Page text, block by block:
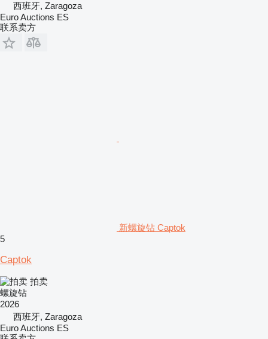
西班牙, Zaragoza
Euro Auctions ES
联系卖方
新螺旋钻 Captok
5
Captok
拍卖
螺旋钻
2026
西班牙, Zaragoza
Euro Auctions ES